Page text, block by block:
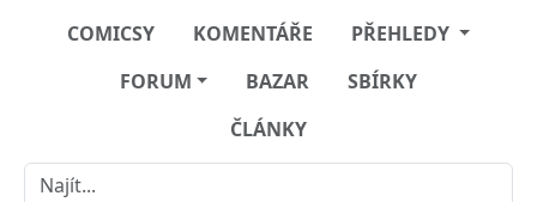
COMICSY KOMENTÁŘE
PŘEHLEDY
FORUM
BAZAR
SBÍRKY
ČLÁNKY